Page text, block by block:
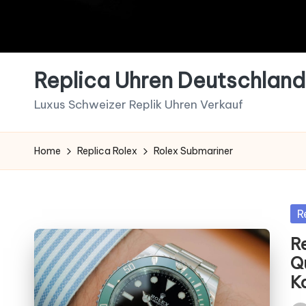
Replica Uhren Deutschland
Luxus Schweizer Replik Uhren Verkauf
Home Replica Rolex Rolex Submariner